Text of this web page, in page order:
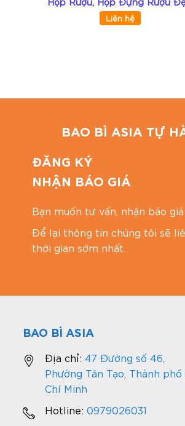
Hỗ trợ in ấn thương hiệu
Bao Bì Asia tự hào là đơn vị
Chúng tôi cung cấp dịch vụ: in
Hotline: 0867886811
Email: baobiasiavn@gmail.com
Website: https://baobiasia.com
Liên hệ
BAO BÌ ASIA TỰ
ĐĂNG KÝ
NHẬN BÁO GIÁ
Bạn muốn tư vấn, nhận báo
Để lại thông tin chúng tôi sẽ
thời gian sớm nhất.
BAO BÌ ASIA
Địa chỉ: 47 Đường số 46,
Phường Tân Tạo, Thành phố
Chí Minh
Hotline: 0979026031